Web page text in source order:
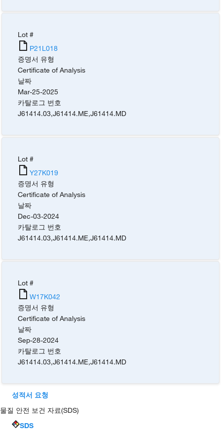
Lot #
P21L018
증명서 유형
Certificate of Analysis
날짜
Mar-25-2025
카탈로그 번호
J61414.03,J61414.ME,J61414.MD
Lot #
Y27K019
증명서 유형
Certificate of Analysis
날짜
Dec-03-2024
카탈로그 번호
J61414.03,J61414.ME,J61414.MD
Lot #
W17K042
증명서 유형
Certificate of Analysis
날짜
Sep-28-2024
카탈로그 번호
J61414.03,J61414.ME,J61414.MD
성적서 요청
물질 안전 보건 자료(SDS)
SDS